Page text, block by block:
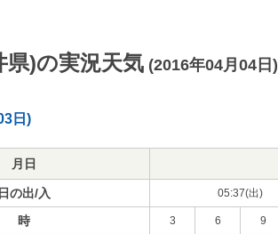
県)の実況天気 (2016年04月04日)
日)
月日
日の出/入 05:37(出)
時 3 6 9